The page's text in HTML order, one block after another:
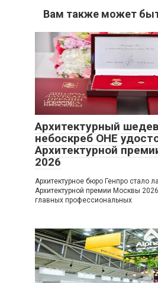
Вам также может
Новости
Архитектурный
небоскреб ОНЕ
Архитектурной
2026
Архитектурное бюро Генпро стало
Архитектурной премии Москвы
главных профессиональных